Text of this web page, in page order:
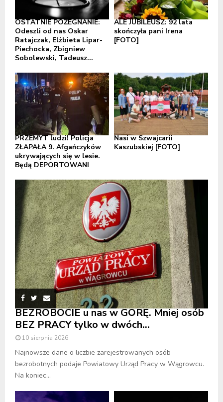
OSTATNIE POŻEGNANIE:
Odeszli od nas Oskar
Ratajczak, Elżbieta Lipar-
Piechocka, Zbigniew
Sobolewski, Tadeusz...
ALE JUBILEUSZ: 92 lata
skończyła pani Irena
[FOTO]
PRZEMYT ludzi! Policja
ZŁAPAŁA 9. Afgańczyków
ukrywających się w lesie.
Będą DEPORTOWANI
Nasi w Szwajcarii
Kaszubskiej [FOTO]
BEZROBOCIE u nas w GÓRĘ. Mniej osób
BEZ PRACY tylko w dwóch...
10 sierpnia 2026
Najnowsze dane o liczbie zarejestrowanych osób
bezrobotnych podaje Powiatowy Urząd Pracy w Wągrowcu.
Na koniec...